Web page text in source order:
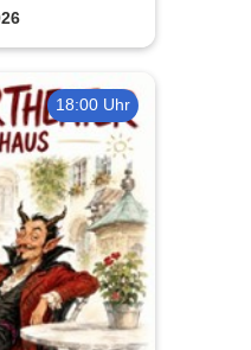
18:00 Uhr